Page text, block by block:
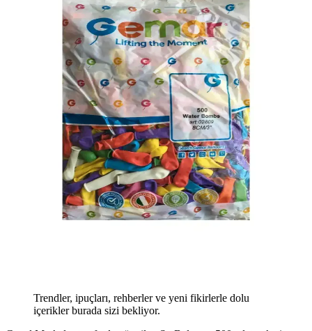
Trendler, ipuçları, rehberler ve yeni fikirlerle dolu
içerikler burada sizi bekliyor.